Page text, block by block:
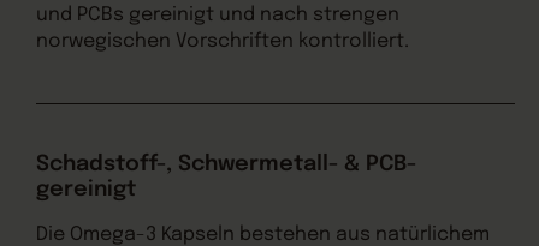
und PCBs gereinigt und nach strengen
norwegischen Vorschriften kontrolliert.
Schadstoff-, Schwermetall- & PCB-
gereinigt
Die Omega-3 Kapseln bestehen aus natürlichem